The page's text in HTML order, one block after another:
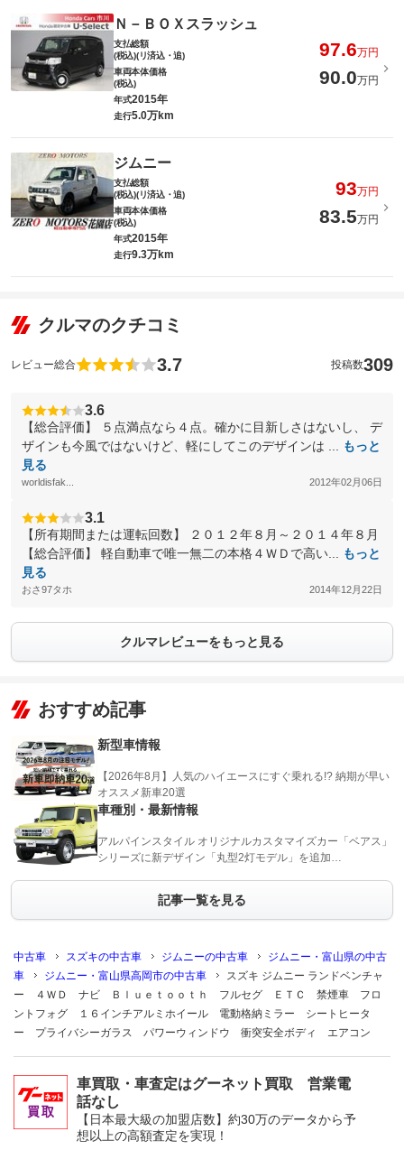
Ｎ－ＢＯＸスラッシュ
支払総額
(税込)(リ済込・追)
97.6万円
車両本体価格
(税込)
90.0万円
年式2015年
走行5.0万km
ジムニー
支払総額
(税込)(リ済込・追)
93万円
車両本体価格
(税込)
83.5万円
年式2015年
走行9.3万km
クルマのクチコミ
レビュー総合 3.7 投稿数309
3.6
【総合評価】 ５点満点なら４点。確かに目新しさはないし、 デ
ザインも今風ではないけど、軽にしてこのデザインは ...
もっと
見る
worldisfak... 2012年02月06日
3.1
【所有期間または運転回数】 ２０１２年８月～２０１４年８月
【総合評価】 軽自動車で唯一無二の本格４ＷＤで高い...
もっと
見る
おさ97タホ 2014年12月22日
クルマレビューをもっと見る
おすすめ記事
新型車情報
【2026年8月】人気のハイエースにすぐ乗れる!? 納期が早い
オススメ新車20選
車種別・最新情報
アルパインスタイル オリジナルカスタマイズカー「ベアス」
シリーズに新デザイン「丸型2灯モデル」を追加…
記事一覧を見る
中古車 スズキの中古車 ジムニーの中古車
ジムニー・富山県の中古
車
ジムニー・富山県高岡市の中古車
スズキ ジムニー ランドベンチャ
ー ４ＷＤ ナビ Ｂｌｕｅｔｏｏｔｈ フルセグ ＥＴＣ 禁煙車 フロ
ントフォグ １６インチアルミホイール 電動格納ミラー シートヒータ
ー プライバシーガラス パワーウィンドウ 衝突安全ボディ エアコン
車買取・車査定はグーネット買取 営業電
話なし
【日本最大級の加盟店数】約30万のデータから予
想以上の高額査定を実現！